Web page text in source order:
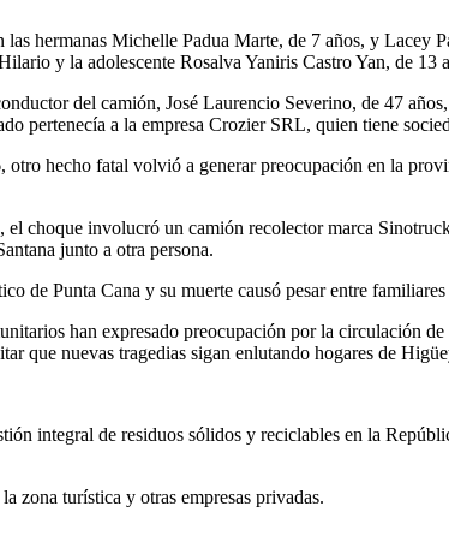
las hermanas Michelle Padua Marte, de 7 años, y
y la adolescente Rosalva Yaniris Castro Yan, de 13
del camión, José Laurencio Severino, de 47
pertenecía a la empresa Crozier SRL, quien tiene
otro hecho fatal volvió a generar preocupación en la
el choque involucró un camión recolector marca
junto a otra persona.
de Punta Cana y su muerte causó pesar entre
han expresado preocupación por la circulación
que nuevas tragedias sigan enlutando hogares de
integral de residuos sólidos y reciclables en la
zona turística y otras empresas privadas.